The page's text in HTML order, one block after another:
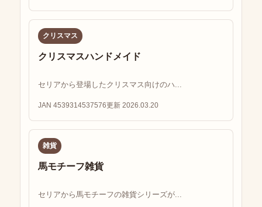
クリスマス
クリスマスハンドメイド
セリアから登場したクリスマス向けのハ...
JAN 4539314537576更新 2026.03.20
雑貨
馬モチーフ雑貨
セリアから馬モチーフの雑貨シリーズが...